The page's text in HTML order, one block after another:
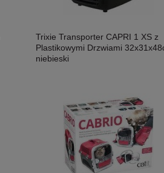
Trixie Transporter CAPRI 1 XS z
Plastikowymi Drzwiami
niebieski